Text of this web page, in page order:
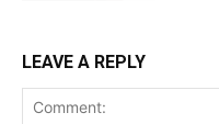
LEAVE A REPLY